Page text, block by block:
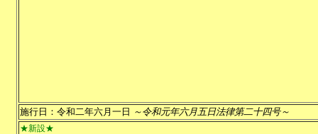
施行日：令和二年六月一日 ～令和元年六月五日法律第二十四号～
★新設★